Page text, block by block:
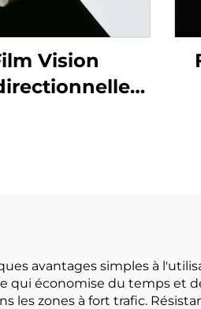
Vision
avantages simples à
qui économise du temps et
les zones à fort trafic.